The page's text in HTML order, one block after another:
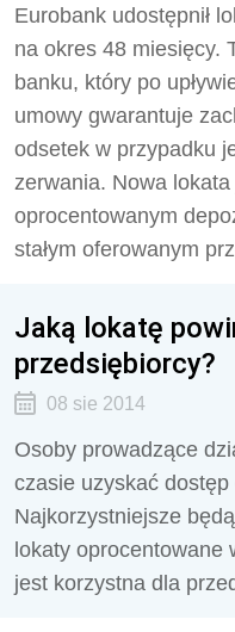
Eurobank udostępnił
na okres 48 miesięcy.
banku, który po
umowy gwarantuje
odsetek w przypadku
zerwania. Nowa
oprocentowanym
stałym oferowanym
Jaką lokatę
przedsiębiorcy?
08 sie 2014
Osoby prowadzące
czasie uzyskać
Najkorzystniejsze
lokaty oprocentowane
jest korzystna dla